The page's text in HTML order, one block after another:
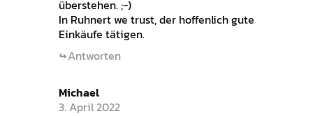
überstehen. ;-)
In Ruhnert we trust, der hoffenlich gute
Einkäufe tätigen.
Antworten
Michael
3. April 2022